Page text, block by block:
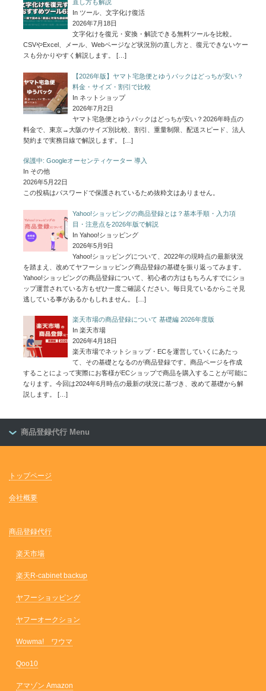
直し方も解説
In ツール、文字化け復活
2026年7月18日
文字化けを復元・変換・解読できる無料ツールを比較。
CSVやExcel、メール、Webページなど状況別の直し方と、復元できないケー
スも分かりやすく解説します。
[…]
【2026年版】ヤマト宅急便とゆうパックはどっちが安い？
料金・サイズ・割引で比較
In ネットショップ
2026年7月2日
ヤマト宅急便とゆうパックはどっちが安い？2026年時点の
料金で、東京→大阪のサイズ別比較、割引、重量制限、配送スピード、法人
契約まで実務目線で解説します。
[…]
保護中: Googleオーセンティケーター 導入
In その他
2026年5月22日
この投稿はパスワードで保護されているため抜粋文はありません。
Yahoo!ショッピングの商品登録とは？基本手順・入力項
目・注意点を2026年版で解説
In Yahoo!ショッピング
2026年5月9日
Yahoo!ショッピングについて、2022年の現時点の最新状況
を踏まえ、改めてヤフーショッピング商品登録の基礎を振り返ってみます。
Yahoo!ショッピングの商品登録について、初心者の方はもちろんすでにショ
ップ運営されている方もぜひ一度ご確認ください。毎日見ているからこそ見
逃している事があるかもしれません。
[…]
楽天市場の商品登録について 基礎編 2026年度版
In 楽天市場
2026年4月18日
楽天市場でネットショップ・ECを運営していくにあたっ
て、その基礎となるのが商品登録です。商品ページを作成
することによって実際にお客様がECショップで商品を購入することが可能に
なります。今回は2024年6月時点の最新の状況に基づき、改めて基礎から解
説します。
[…]
商品登録代行 Menu
トップページ
会社概要
商品登録代行
楽天市場
楽天R-cabinet backup
ヤフーショッピング
ヤフーオークション
Wowma! ワウマ
Qoo10
アマゾン Amazon